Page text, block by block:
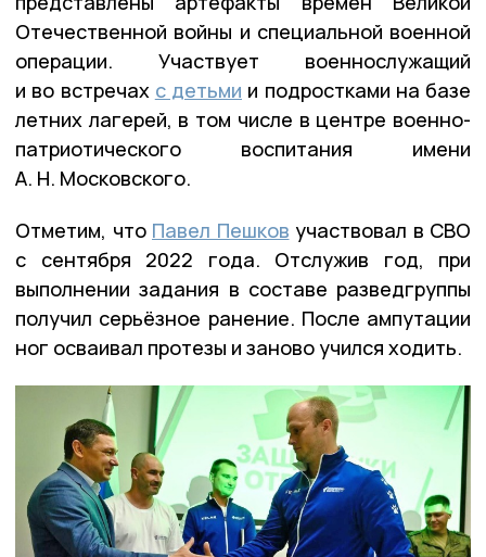
Отечественной войны и специальной военной
операции. Участвует военнослужащий
и во встречах с детьми и подростками на базе
летних лагерей, в том числе в центре военно-
патриотического воспитания имени
А. Н. Московского.
Отметим, что Павел Пешков участвовал в СВО
с сентября 2022 года. Отслужив год, при
выполнении задания в составе разведгруппы
получил серьёзное ранение. После ампутации
ног осваивал протезы и заново учился ходить.